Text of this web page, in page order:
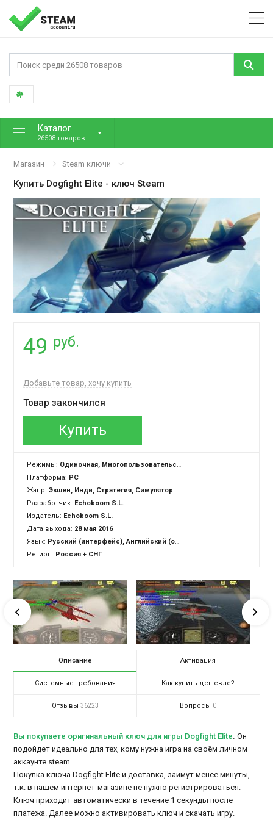
Каталог
26508 товаров
Магазин Steam ключи
Купить Dogfight Elite - ключ Steam
49 руб.
Добавьте товар, хочу купить
Товар закончился
Купить
Режимы: Одиночная, Многопользовательская, Cross-Platform Multiplayer
Платформа: PC
Жанр:Экшен, Инди, Стратегия, Симулятор
Разработчик: Echoboom S.L.
Издатель: Echoboom S.L.
Дата выхода: 28 мая 2016
Язык: Русский (интерфейс), Английский (озвучка + субтитры + интерфейс)
Регион: Россия + СНГ
Описание Активация
Системные требования Как купить дешевле?
Отзывы 36223 Вопросы 0
Вы покупаете оригинальный ключ для игры Dogfight Elite. Он
подойдет идеально для тех, кому нужна игра на своём личном
аккаунте steam.
Покупка ключа Dogfight Elite и доставка, займут менее минуты,
т.к. в нашем интернет-магазине не нужно регистрироваться.
Ключ приходит автоматически в течение 1 секунды после
платежа. Далее можно активировать ключ и скачать игру.